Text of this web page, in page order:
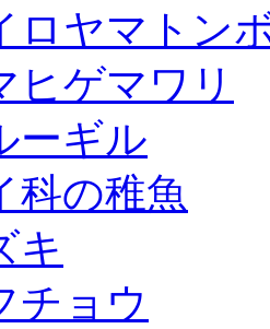
ロヤマトン
ヒゲマワリ
ーギル
科の稚魚
キ
チョウ